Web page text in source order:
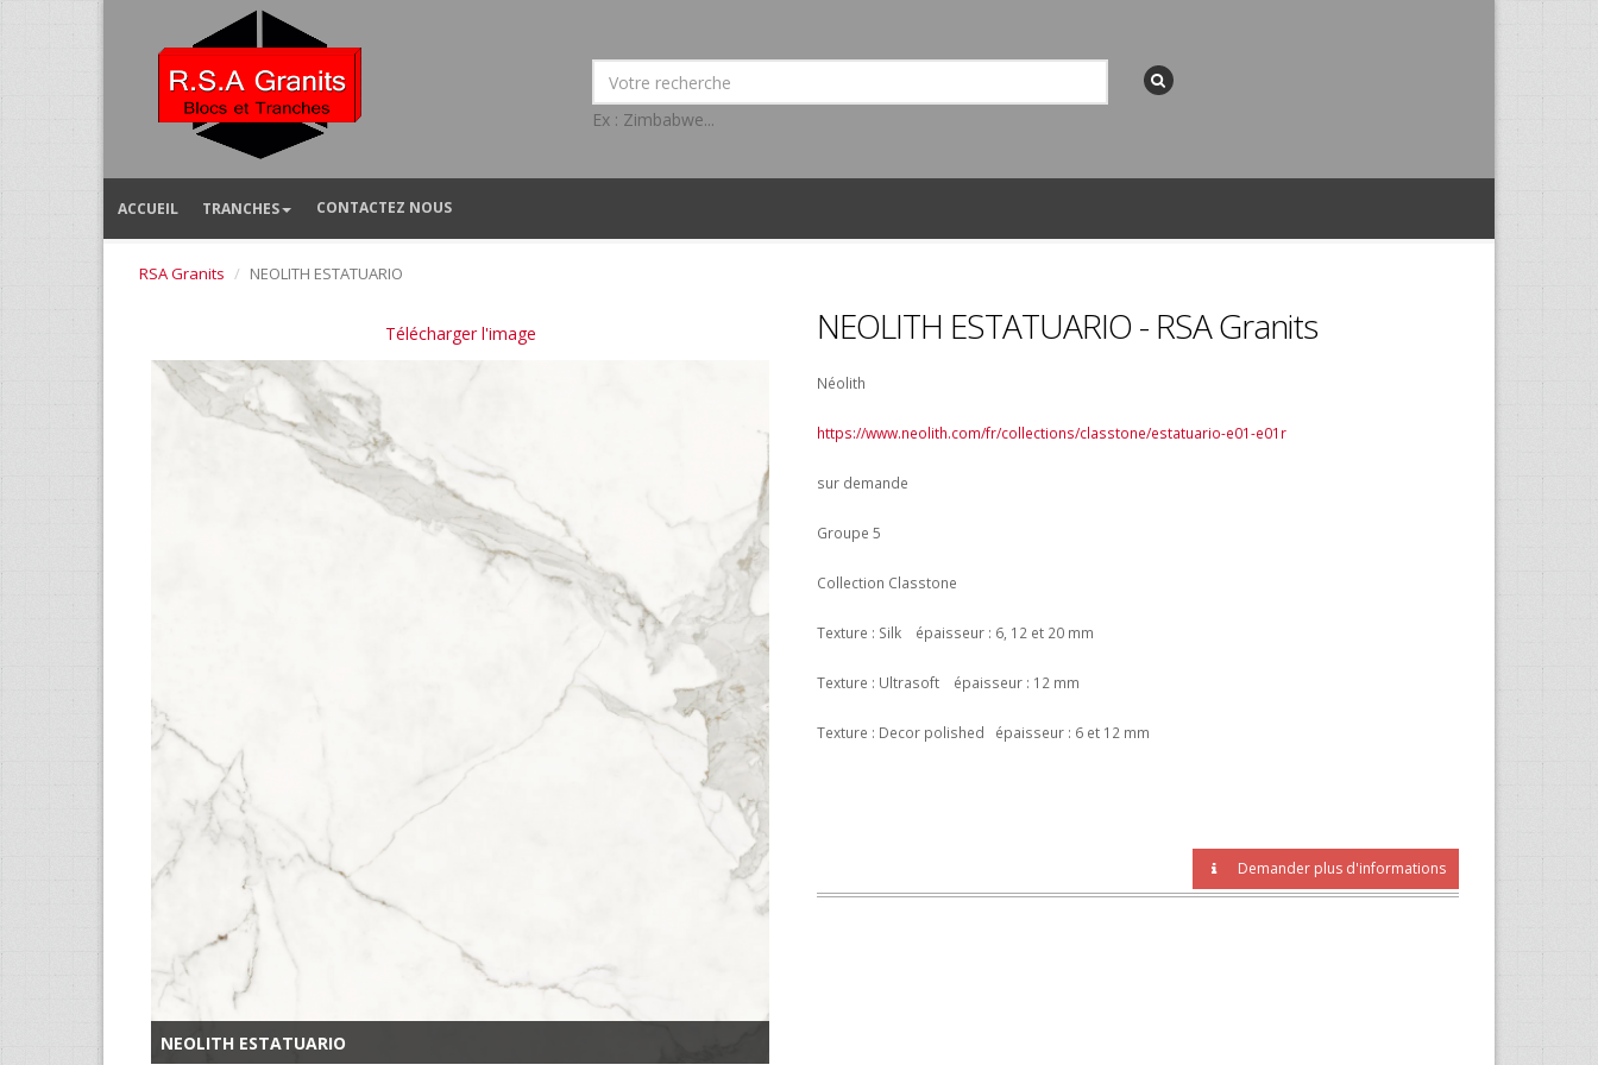
Ex : Zimbabwe...
ACCUEIL TRANCHES CONTACTEZ NOUS
RSA Granits NEOLITH ESTATUARIO
Télécharger l'image
NEOLITH ESTATUARIO
NEOLITH ESTATUARIO - RSA Granits
Néolith
https://www.neolith.com/fr/collections/classtone/estatuario-e01-e01r
sur demande
Groupe 5
Collection Classtone
Texture : Silk épaisseur : 6, 12 et 20 mm
Texture : Ultrasoft épaisseur : 12 mm
Texture : Decor polished épaisseur : 6 et 12 mm
Demander plus d'informations